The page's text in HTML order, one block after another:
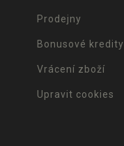
Prodejny
Bonusové kredity
Vrácení zboží
Upravit cookies